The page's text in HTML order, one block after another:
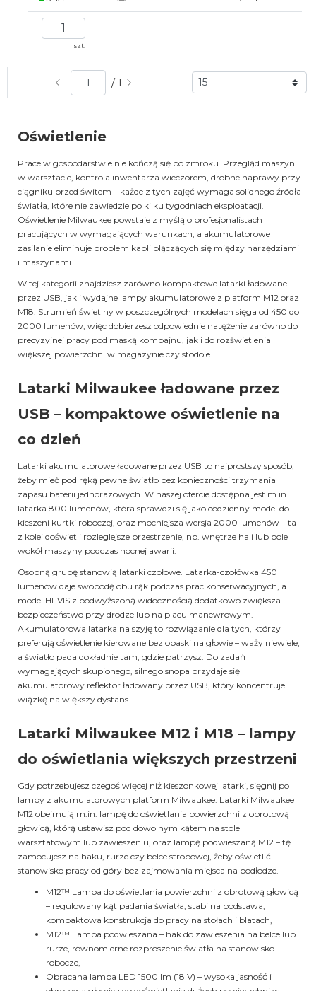
szt.
/ 1
Oświetlenie
Prace w gospodarstwie nie kończą się po zmroku. Przegląd maszyn
w warsztacie, kontrola inwentarza wieczorem, drobne naprawy przy
ciągniku przed świtem – każde z tych zajęć wymaga solidnego źródła
światła, które nie zawiedzie po kilku tygodniach eksploatacji.
Oświetlenie Milwaukee powstaje z myślą o profesjonalistach
pracujących w wymagających warunkach, a akumulatorowe
zasilanie eliminuje problem kabli plączących się między narzędziami
i maszynami.
W tej kategorii znajdziesz zarówno kompaktowe latarki ładowane
przez USB, jak i wydajne lampy akumulatorowe z platform M12 oraz
M18. Strumień świetlny w poszczególnych modelach sięga od 450 do
2000 lumenów, więc dobierzesz odpowiednie natężenie zarówno do
precyzyjnej pracy pod maską kombajnu, jak i do rozświetlenia
większej powierzchni w magazynie czy stodole.
Latarki Milwaukee ładowane przez
USB – kompaktowe oświetlenie na
co dzień
Latarki akumulatorowe ładowane przez USB to najprostszy sposób,
żeby mieć pod ręką pewne światło bez konieczności trzymania
zapasu baterii jednorazowych. W naszej ofercie dostępna jest m.in.
latarka 800 lumenów, która sprawdzi się jako codzienny model do
kieszeni kurtki roboczej, oraz mocniejsza wersja 2000 lumenów – ta
z kolei doświetli rozleglejsze przestrzenie, np. wnętrze hali lub pole
wokół maszyny podczas nocnej awarii.
Osobną grupę stanowią latarki czołowe. Latarka-czołówka 450
lumenów daje swobodę obu rąk podczas prac konserwacyjnych, a
model HI-VIS z podwyższoną widocznością dodatkowo zwiększa
bezpieczeństwo przy drodze lub na placu manewrowym.
Akumulatorowa latarka na szyję to rozwiązanie dla tych, którzy
preferują oświetlenie kierowane bez opaski na głowie – waży niewiele,
a światło pada dokładnie tam, gdzie patrzysz. Do zadań
wymagających skupionego, silnego snopa przydaje się
akumulatorowy reflektor ładowany przez USB, który koncentruje
wiązkę na większy dystans.
Latarki Milwaukee M12 i M18 – lampy
do oświetlania większych przestrzeni
Gdy potrzebujesz czegoś więcej niż kieszonkowej latarki, sięgnij po
lampy z akumulatorowych platform Milwaukee. Latarki Milwaukee
M12 obejmują m.in. lampę do oświetlania powierzchni z obrotową
głowicą, którą ustawisz pod dowolnym kątem na stole
warsztatowym lub zawieszeniu, oraz lampę podwieszaną M12 – tę
zamocujesz na haku, rurze czy belce stropowej, żeby oświetlić
stanowisko pracy od góry bez zajmowania miejsca na podłodze.
M12™ Lampa do oświetlania powierzchni z obrotową głowicą
– regulowany kąt padania światła, stabilna podstawa,
kompaktowa konstrukcja do pracy na stołach i blatach,
M12™ Lampa podwieszana – hak do zawieszenia na belce lub
rurze, równomierne rozproszenie światła na stanowisko
robocze,
Obracana lampa LED 1500 lm (18 V) – wysoka jasność i